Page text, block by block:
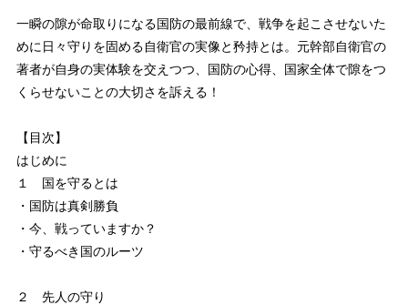
一瞬の隙が命取りになる国防の最前線で、戦争を起こさせないた
めに日々守りを固める自衛官の実像と矜持とは。元幹部自衛官の
著者が自身の実体験を交えつつ、国防の心得、国家全体で隙をつ
くらせないことの大切さを訴える！
【目次】
はじめに
１ 国を守るとは
・国防は真剣勝負
・今、戦っていますか？
・守るべき国のルーツ
２ 先人の守り